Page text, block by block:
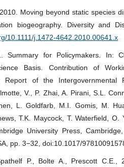
Moving beyond static species
biogeography. Diversity and
10.1111/j.1472-4642.2010.00641.x
Summary for Policymakers. In:
Basis. Contribution of
Report of the Intergovernmental
V., P. Zhai, A. Pirani, S.L.
L. Goldfarb, M.I. Gomis, M.
T.K. Maycock, T. Waterfield, O.
University Press,
pp. 3−32, doi:10.1017/
P., Bolte A., Prescott C.E.,